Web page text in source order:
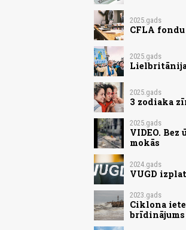
2025.gads
CFLA
2025.gads
2025.gads
3 zodiaka
2025.gads
VIDEO.
mokās
2024.gads
VUGD
2023.gads
Ciklona
brīdinājums